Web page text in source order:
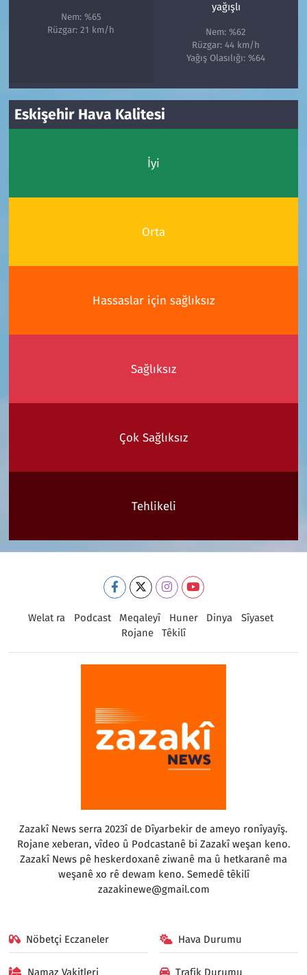
Nem: %65
Rüzgar: 21 km/h
yağışlı
Nem: %62
Rüzgar: 44 km/h
Yağış Olasılığı: %64
Eskişehir Hava Kalitesi
İyi
Orta
Hassaslar için sağlıksız
Sağlıksız
Çok Sağlıksız
Tehlikeli
Welat ra Podcast Meqaleyî Huner Dinya
Sîyaset
Rojane
Têkilî
Zazakî News serra 2023î de Dîyarbekir de ameyo ronîyayîş.
Rojane xeberan, vîdeo û Podcastanê bi Zazakî weşan keno.
Zazakî News pê heskerdoxanê ziwanê ma û hetkaranê ma
weşanê xo rê dewam keno. Semedê têkilî
zazakinewe@gmail.com
Nöbetçi Eczaneler Hava Durumu
Namaz Vakitleri Trafik Durumu